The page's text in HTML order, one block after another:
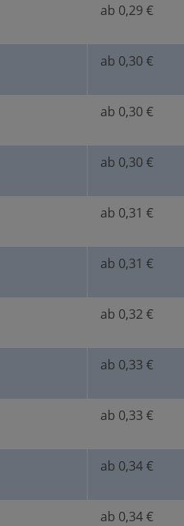
ab 0,29 €
ab 0,30 €
ab 0,30 €
ab 0,30 €
ab 0,31 €
ab 0,31 €
ab 0,32 €
ab 0,33 €
ab 0,33 €
ab 0,34 €
ab 0,34 €